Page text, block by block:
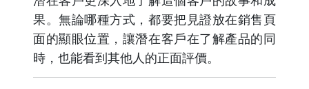
果。無論哪種方式，都要把見證放在銷售頁
面的顯眼位置，讓潛在客戶在了解產品的同
時，也能看到其他人的正面評價。